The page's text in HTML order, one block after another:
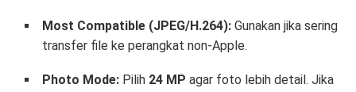
Most Compatible (JPEG/H.264):Gunakan jika sering
transfer file ke perangkat non-Apple.
Photo Mode:Pilih 24 MP agar foto lebih detail. Jika